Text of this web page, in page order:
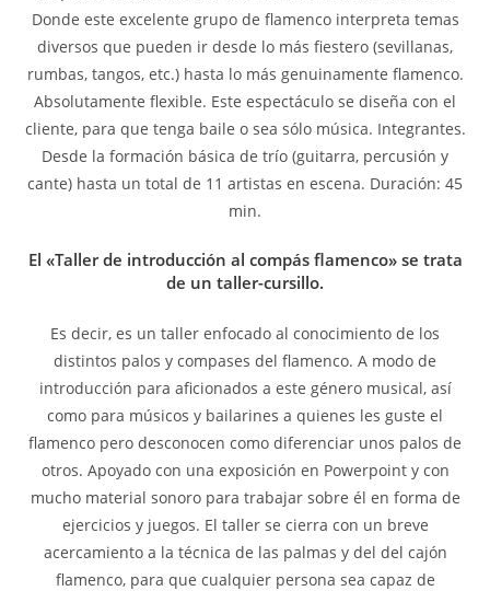
Donde este excelente grupo de flamenco interpreta temas
diversos que pueden ir desde lo más fiestero (sevillanas,
rumbas, tangos, etc.) hasta lo más genuinamente flamenco.
Absolutamente flexible. Este espectáculo se diseña con el
cliente, para que tenga baile o sea sólo música. Integrantes.
Desde la formación básica de trío (guitarra, percusión y
cante) hasta un total de 11 artistas en escena. Duración: 45
min.
El «Taller de introducción al compás flamenco» se trata
de un taller-cursillo.
Es decir, es un taller enfocado al conocimiento de los
distintos palos y compases del flamenco. A modo de
introducción para aficionados a este género musical, así
como para músicos y bailarines a quienes les guste el
flamenco pero desconocen como diferenciar unos palos de
otros. Apoyado con una exposición en Powerpoint y con
mucho material sonoro para trabajar sobre él en forma de
ejercicios y juegos. El taller se cierra con un breve
acercamiento a la técnica de las palmas y del del cajón
flamenco, para que cualquier persona sea capaz de